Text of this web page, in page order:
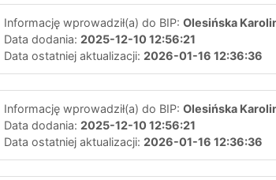
Informację wprowadził(a) do BIP: Olesińska
Data dodania: 2025-12-10 12:56:21
Data ostatniej aktualizacji: 2026-01-16 12:36:36
Informację wprowadził(a) do BIP: Olesińska
Data dodania: 2025-12-10 12:56:21
Data ostatniej aktualizacji: 2026-01-16 12:36:36